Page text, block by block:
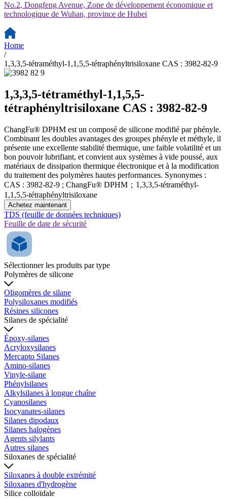
No.2, Dongfeng Avenue, Zone de développement économique et
technologique de Wuhan, province de Hubei
Home
/
1,3,3,5-tétraméthyl-1,1,5,5-tétraphényltrisiloxane CAS : 3982-82-9
1,3,3,5-tétraméthyl-1,1,5,5-
tétraphényltrisiloxane CAS : 3982-82-9
ChangFu® DPHM est un composé de silicone modifié par phényle.
Combinant les doubles avantages des groupes phényle et méthyle, il
présente une excellente stabilité thermique, une faible volatilité et un
bon pouvoir lubrifiant, et convient aux systèmes à vide poussé, aux
matériaux de dissipation thermique électronique et à la modification
du traitement des polymères hautes performances. Synonymes :
CAS : 3982-82-9 ; ChangFu® DPHM；1,3,3,5-tétraméthyl-
1,1,5,5-tétraphényltrisiloxane
Achetez maintenant
TDS (feuille de données techniques)
Feuille de date de sécurité
Sélectionner les produits par type
Polymères de silicone
Oligomères de silane
Polysiloxanes modifiés
Résines silicones
Silanes de spécialité
Époxy-silanes
Acryloxysilanes
Mercapto Silanes
Amino-silanes
Vinyle-silane
Phénylsilanes
Alkylsilanes à longue chaîne
Cyanosilanes
Isocyanates-silanes
Silanes dipodaux
Silanes halogènes
Agents silylants
Autres silanes
Siloxanes de spécialité
Siloxanes à double extrémité
Siloxanes d'hydrogène
Silice colloïdale